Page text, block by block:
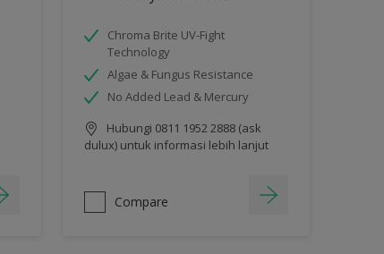
Chroma Brite UV-Fight
Technology
Algae & Fungus Resistance
No Added Lead & Mercury
Hubungi 0811 1952 2888 (ask
dulux) untuk informasi lebih lanjut
Compare